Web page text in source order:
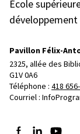
École
développement
Pavillon Félix-
2325, allée des
G1V 0A6
Téléphone : 418
Courriel :
Suivez-nous sur
Suivez-nous
Suivez-